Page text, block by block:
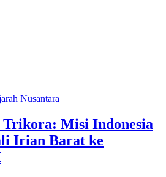
Nusantara
Trikora: Misi Indonesia
Irian Barat ke